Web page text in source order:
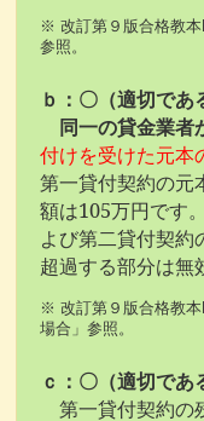
※ 改訂第９版合格教
参照。
ｂ：〇（適切であ
同一の貸金業者
付けを受けた元本
第一貸付契約の元
額は105万円です
よび第二貸付契
超過する部分は無
※ 改訂第９版合格教本
場合」参照。
ｃ：〇（適切であ
第一貸付契約の